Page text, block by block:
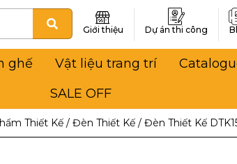
Giới thiệu Dự án thi công
ghế Vật liệu trang trí
SALE OFF
Thiết Kế / Đèn Thiết Kế / Đèn Thiết Kế